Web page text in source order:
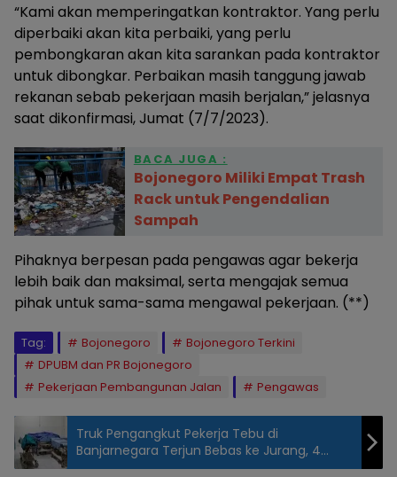
“Kami akan memperingatkan kontraktor. Yang perlu
diperbaiki akan kita perbaiki, yang perlu
pembongkaran akan kita sarankan pada kontraktor
untuk dibongkar. Perbaikan masih tanggung jawab
rekanan sebab pekerjaan masih berjalan,” jelasnya
saat dikonfirmasi, Jumat (7/7/2023).
BACA JUGA :
Bojonegoro Miliki Empat Trash
Rack untuk Pengendalian
Sampah
Pihaknya berpesan pada pengawas agar bekerja
lebih baik dan maksimal, serta mengajak semua
pihak untuk sama-sama mengawal pekerjaan. (**)
Tag: Bojonegoro
Bojonegoro Terkini
DPUBM dan PR Bojonegoro
Pekerjaan Pembangunan Jalan
Pengawas
Truk Pengangkut Pekerja Tebu di
Banjarnegara Terjun Bebas ke Jurang, 4
Orang Dikabarkan Meninggal Dunia